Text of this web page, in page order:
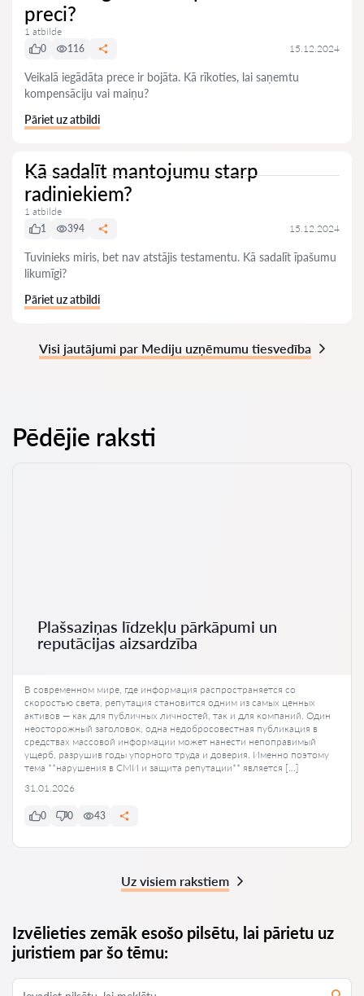
preci?
1 atbilde
0
116 15.12.2024
Veikalā iegādāta prece ir bojāta. Kā rīkoties, lai saņemtu
kompensāciju vai maiņu?
Pāriet uz atbildi
Kā sadalīt mantojumu starp
radiniekiem?
1 atbilde
1
394 15.12.2024
Tuvinieks miris, bet nav atstājis testamentu. Kā sadalīt īpašumu
likumīgi?
Pāriet uz atbildi
Visi jautājumi par Mediju uzņēmumu tiesvedība
Pēdējie raksti
Plašsaziņas līdzekļu pārkāpumi un
reputācijas aizsardzība
В современном мире, где информация распространяется со
скоростью света, репутация становится одним из самых ценных
активов — как для публичных личностей, так и для компаний. Один
неосторожный заголовок, одна недобросовестная публикация в
средствах массовой информации может нанести непоправимый
ущерб, разрушив годы упорного труда и доверия. Именно поэтому
тема **нарушения в СМИ и защита репутации** является […]
31.01.2026
0 0 43
Uz visiem rakstiem
Izvēlieties zemāk esošo pilsētu, lai pārietu uz
juristiem par šo tēmu: